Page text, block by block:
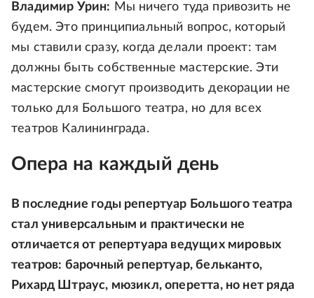
Владимир Урин: Мы ничего туда привозить не
будем. Это принципиальный вопрос, который
мы ставили сразу, когда делали проект: там
должны быть собственные мастерские. Эти
мастерские смогут производить декорации не
только для Большого театра, но для всех
театров Калининграда.
Опера на каждый день
В последние годы репертуар Большого театра
стал универсальным и практически не
отличается от репертуара ведущих мировых
театров: барочный репертуар, бельканто,
Рихард Штраус, мюзикл, оперетта, но нет ряда